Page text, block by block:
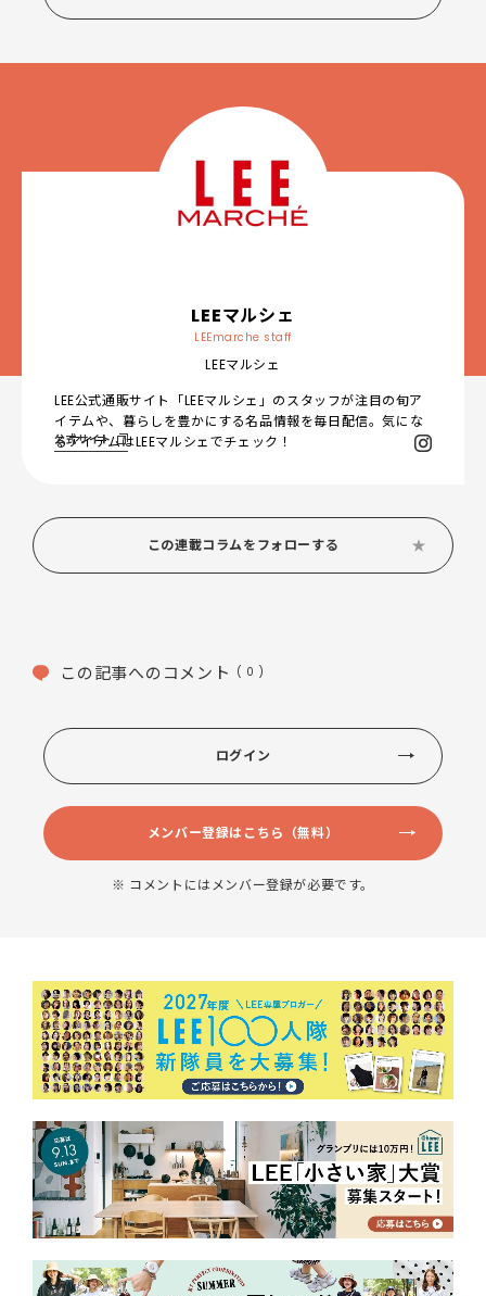
LEEマルシェ
LEEmarche staff
LEEマルシェ
LEE公式通販サイト「LEEマルシェ」のスタッフが注目の旬ア
イテムや、暮らしを豊かにする名品情報を毎日配信。気にな
るアイテムはLEEマルシェでチェック！
公式サイト
この連載コラムをフォローする
この記事へのコメント ( 0 )
ログイン
メンバー登録はこちら（無料）
※ コメントにはメンバー登録が必要です。